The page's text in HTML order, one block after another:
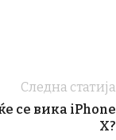
Следна статија
се вика iPhone
X?